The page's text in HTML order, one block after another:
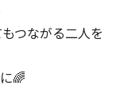
つながる二人を
🌈